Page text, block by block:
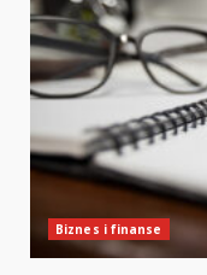
Biznes i finanse